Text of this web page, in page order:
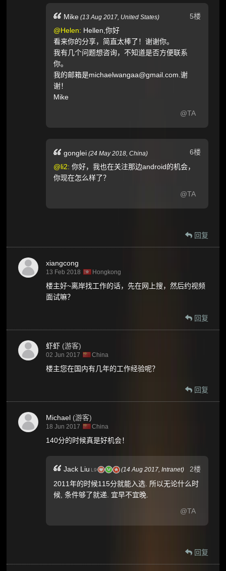
5楼
Mike (13 Aug 2017, United States)
@Helen: Hellen,你好
看来你的分享，简直太棒了！谢谢你。
我有几个问题想咨询，不知道是否方便联系
你。
我的邮箱是michaelwangaa@gmail.com.谢
谢！
Mike
@TA
6楼
gonglei (24 May 2018,China)
@li2: 你好，我也在关注那边android的机会，
你现在怎么样了？
@TA
回复
xiangcong
13 Feb 2018 Hongkong
楼主好~离岸找工作的话，先在网上搜，然后约视频
面试嘛？
回复
虾虾 (游客)
02 Jun 2017 China
楼主您在国内有几年的工作经验呢？
回复
Michael (游客)
18 Jun 2017 China
140分的时候真是好机会！
2楼
Jack Liu L9 (14 Aug 2017,Intranet)
2011年的时候115分就能入选. 所以无论什么时
候, 条件够了就递. 宜早不宜晚.
@TA
回复